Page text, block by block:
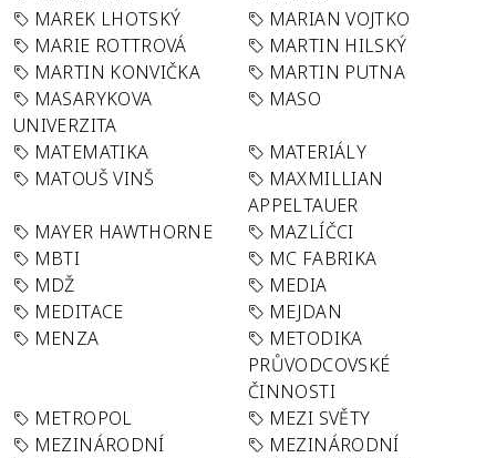
MAREK LHOTSKÝ
MARIAN VOJTKO
MARIE ROTTROVÁ
MARTIN HILSKÝ
MARTIN KONVIČKA
MARTIN PUTNA
MASARYKOVA
UNIVERZITA
MASO
MATEMATIKA
MATERIÁLY
MATOUŠ VINŠ
MAXMILLIAN
APPELTAUER
MAYER HAWTHORNE
MAZLÍČCI
MBTI
MC FABRIKA
MDŽ
MEDIA
MEDITACE
MEJDAN
MENZA
METODIKA
PRŮVODCOVSKÉ
ČINNOSTI
METROPOL
MEZI SVĚTY
MEZINÁRODNÍ
MEZINÁRODNÍ